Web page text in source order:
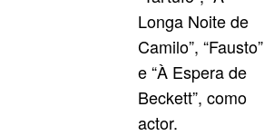
Longa Noite de
Camilo”, “Fausto”
e “À Espera de
Beckett”, como
actor.